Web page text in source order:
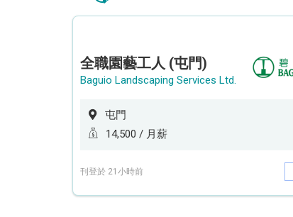
全職園藝工人 (屯門)
Baguio Landscaping Services Ltd.
屯門
14,500 / 月薪
刊登於 21小時前